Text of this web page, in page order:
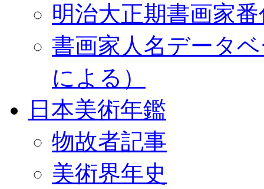
明治大正期書画家
書画家人名データ
による）
日本美術年鑑
物故者記事
美術界年史